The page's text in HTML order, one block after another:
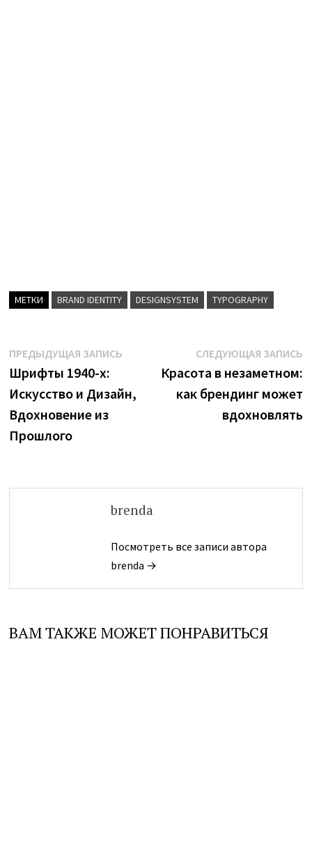
МЕТКИ BRAND IDENTITY DESIGNSYSTEM TYPOGRAPHY
Навигация
по
записям
ПРЕДЫДУЩАЯ ЗАПИСЬ
Шрифты 1940-х:
Искусство и Дизайн,
Вдохновение из
Прошлого
СЛЕДУЮЩАЯ ЗАПИСЬ
Красота в незаметном:
как брендинг может
вдохновлять
brenda
Посмотреть все записи автора
brenda →
ВАМ ТАКЖЕ МОЖЕТ ПОНРАВИТЬСЯ